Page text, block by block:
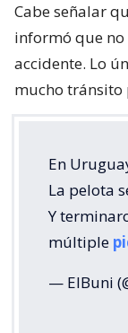
Cabe señalar
informó que
accidente. Lo
mucho tránsito
En
La pelota
Y
múltiple
— ElBuni